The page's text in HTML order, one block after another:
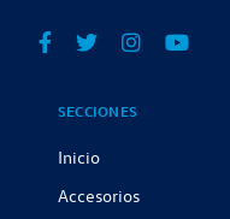
SECCIONES
Inicio
Accesorios